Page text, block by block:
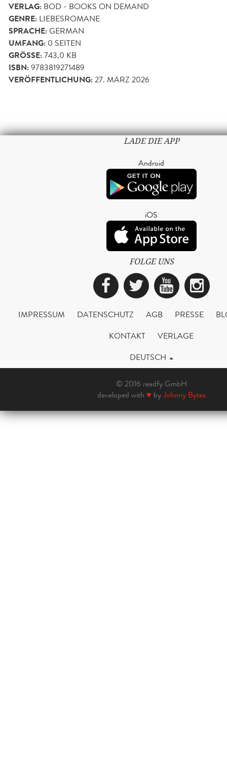
VERLAG: BOD - BOOKS ON DEMAND
GENRE: LIEBESROMANE
SPRACHE:GERMAN
UMFANG: 0 SEITEN
GRÖSSE: 743,0 KB
ISBN:9783819271489
VERÖFFENTLICHUNG:27. MÄRZ 2026
LADE DIE APP
Android
iOS
FOLGE UNS
Facebook
Twitter
IMPRESSUM DATENSCHUTZ AGB PRESSE
KONTAKT
VERLAGE
DEUTSCH
© 2016 readfy GmbH
developed with ♥ byJohnny Bytes